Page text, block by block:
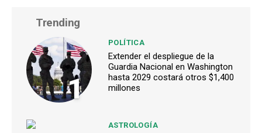
Trending
1
POLÍTICA
Extender el despliegue de la
Guardia Nacional en Washington
hasta 2029 costará otros $1,400
millones
ASTROLOGÍA